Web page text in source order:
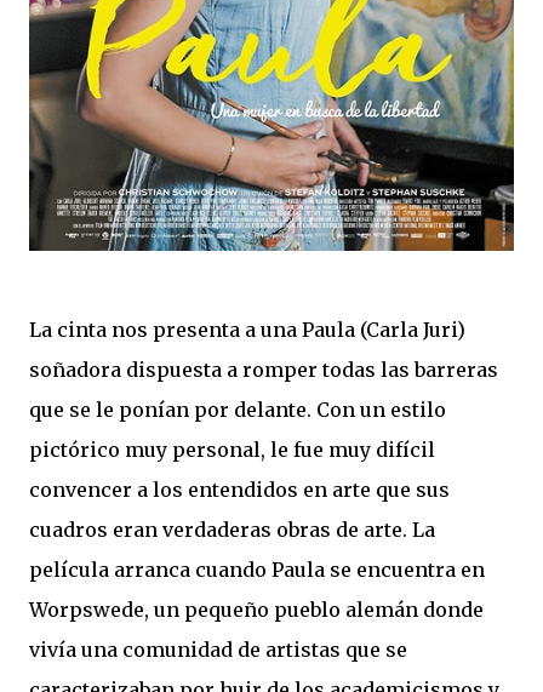
La cinta nos presenta a una Paula (Carla Juri)
soñadora dispuesta a romper todas las barreras
que se le ponían por delante. Con un estilo
pictórico muy personal, le fue muy difícil
convencer a los entendidos en arte que sus
cuadros eran verdaderas obras de arte. La
película arranca cuando Paula se encuentra en
Worpswede, un pequeño pueblo alemán donde
vivía una comunidad de artistas que se